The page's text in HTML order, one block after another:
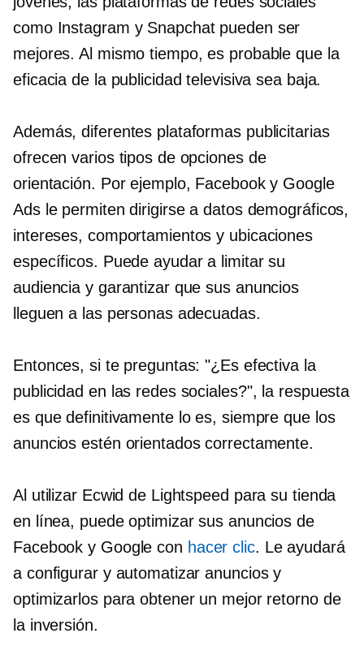
como Instagram y Snapchat pueden ser
mejores. Al mismo tiempo, es probable que la
eficacia de la publicidad televisiva sea baja.
Además, diferentes plataformas publicitarias
ofrecen varios tipos de opciones de
orientación. Por ejemplo, Facebook y Google
Ads le permiten dirigirse a datos demográficos,
intereses, comportamientos y ubicaciones
específicos. Puede ayudar a limitar su
audiencia y garantizar que sus anuncios
lleguen a las personas adecuadas.
Entonces, si te preguntas: "¿Es efectiva la
publicidad en las redes sociales?", la respuesta
es que definitivamente lo es, siempre que los
anuncios estén orientados correctamente.
Al utilizar Ecwid de Lightspeed para su tienda
en línea, puede optimizar sus anuncios de
Facebook y Google con hacer clic. Le ayudará
a configurar y automatizar anuncios y
optimizarlos para obtener un mejor retorno de
la inversión.